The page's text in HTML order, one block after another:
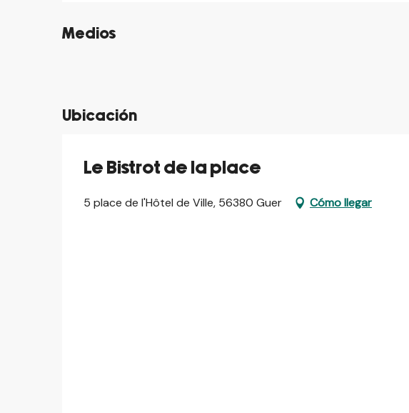
Medios
©
Ubicación
Le Bistrot de la place
5 place de l'Hôtel de Ville, 56380 Guer Cómo llegar